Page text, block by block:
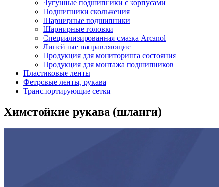
Чугунные подшипники с корпусами
Подшипники скольжения
Шарнирные подшипники
Шарнирные головки
Специализированная смазка Arcanol
Линейные направляющие
Продукция для мониторинга состояния
Продукция для монтажа подшипников
Пластиковые ленты
Фетровые ленты, рукава
Транспортирующие сетки
Химстойкие рукава (шланги)